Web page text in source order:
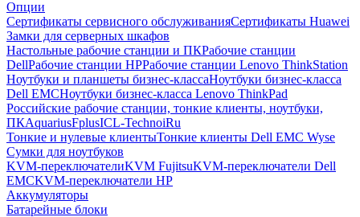
Опции
Сертификаты сервисного обслуживанияСертификаты Huawei
Замки для серверных шкафов
Настольные рабочие станции и ПКРабочие станции
DellРабочие станции HPРабочие станции Lenovo ThinkStation
Ноутбуки и планшеты бизнес-классаНоутбуки бизнес-класса
Dell EMCНоутбуки бизнес-класса Lenovo ThinkPad
Российские рабочие станции, тонкие клиенты, ноутбуки,
ПКAquariusFplusICL-TechnoiRu
Тонкие и нулевые клиентыТонкие клиенты Dell EMC Wyse
Сумки для ноутбуков
KVM-переключателиKVM FujitsuKVM-переключатели Dell
EMCKVM-переключатели HP
Аккумуляторы
Батарейные блоки